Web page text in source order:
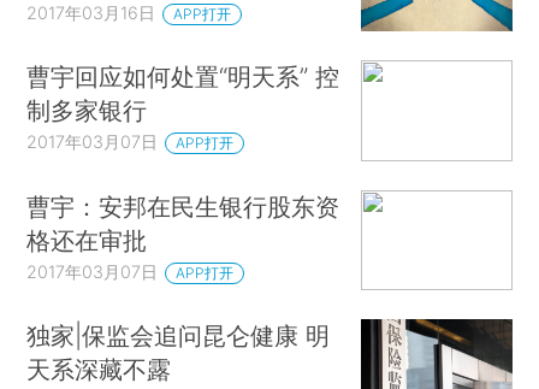
2017年03月16日 APP打开
曹宇回应如何处置“明天系” 控
制多家银行
2017年03月07日 APP打开
曹宇：安邦在民生银行股东资
格还在审批
2017年03月07日 APP打开
独家|保监会追问昆仑健康 明
天系深藏不露